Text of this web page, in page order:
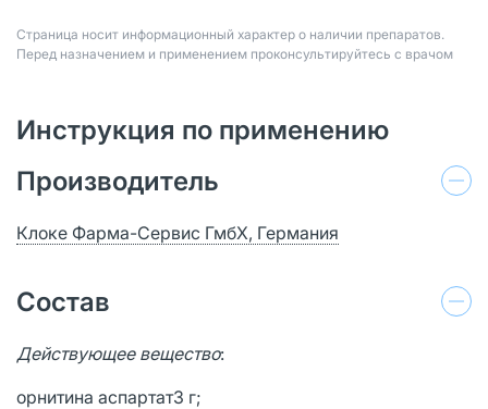
Страница носит информационный характер о наличии препаратов.
Перед назначением и применением проконсультируйтесь с врачом
Инструкция по применению
Производитель
Клоке Фарма-Сервис ГмбХ, Германия
Состав
Действующее вещество:
орнитина аспартат3 г;